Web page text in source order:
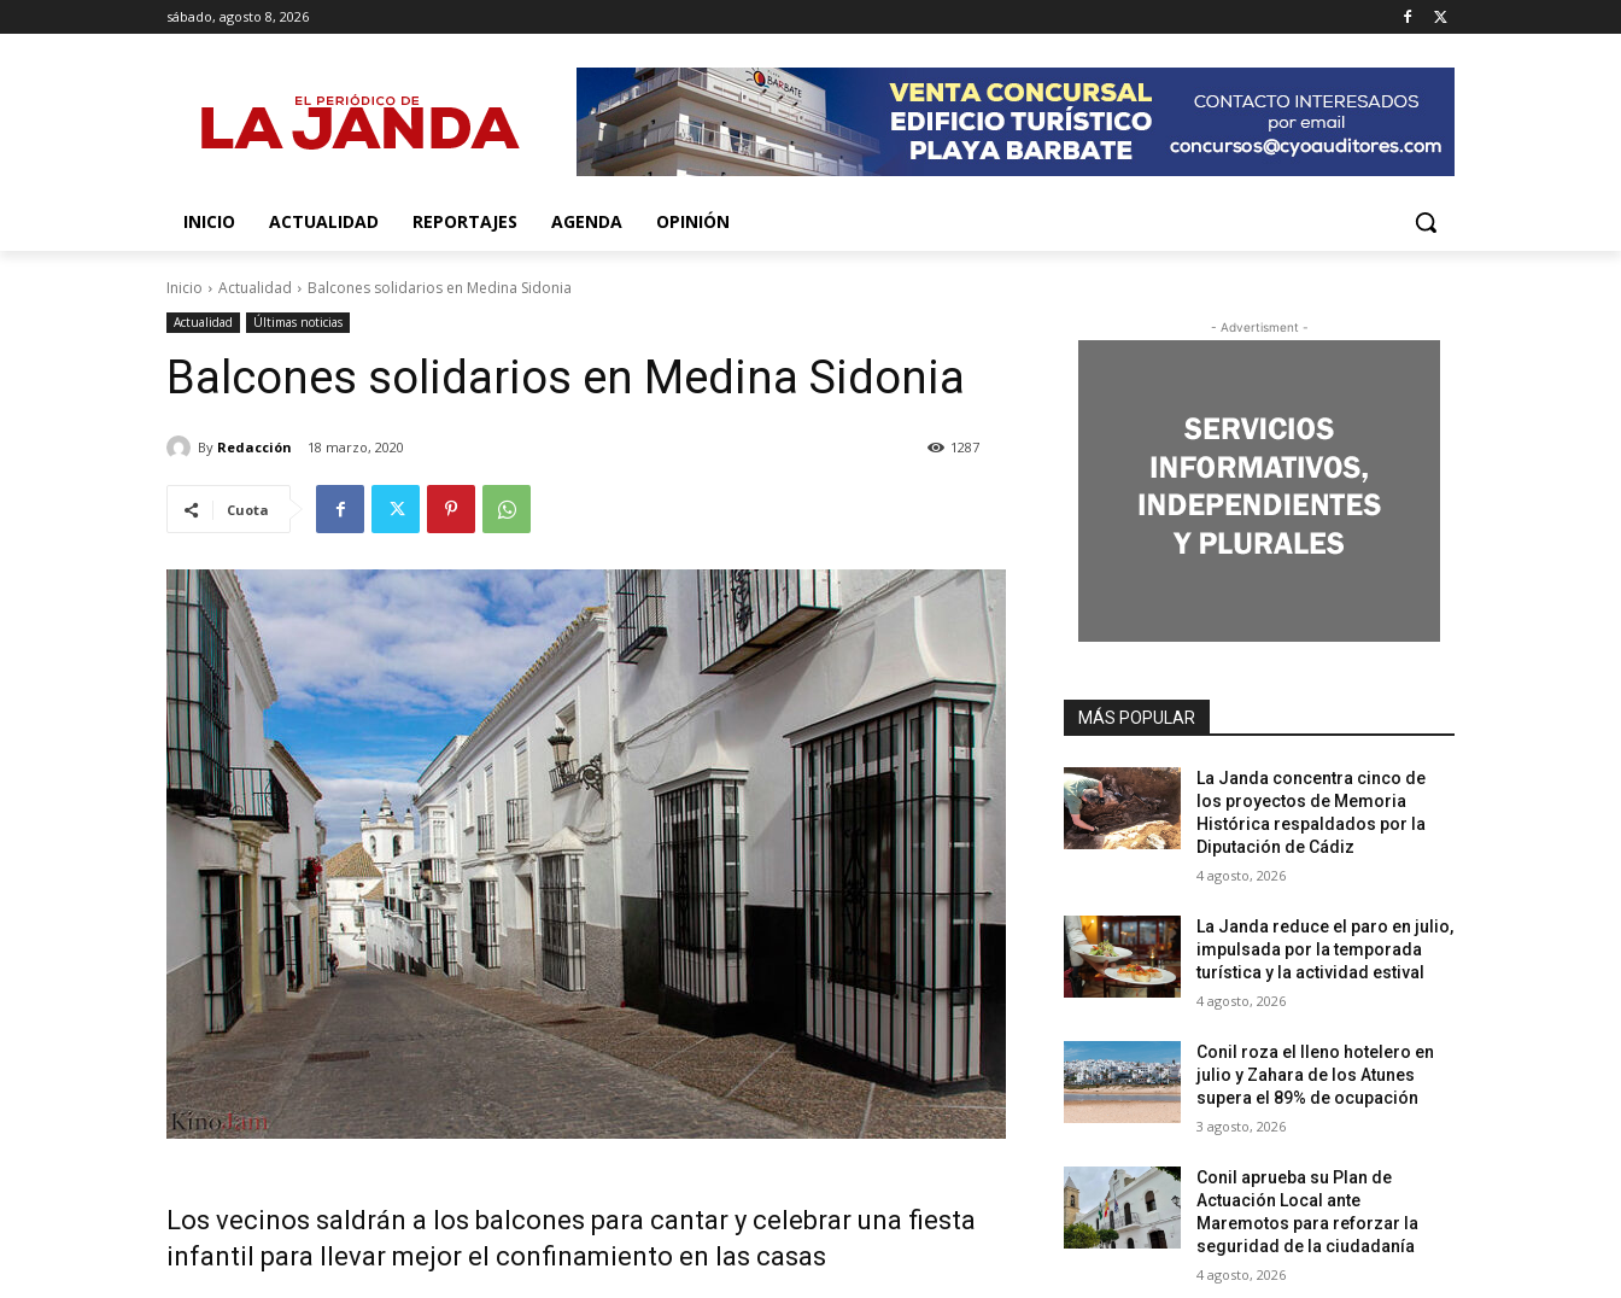
sábado, agosto 8, 2026
INICIO ACTUALIDAD REPORTAJES AGENDA OPINIÓN
Inicio Actualidad Balcones solidarios en Medina Sidonia
Actualidad Últimas noticias
Balcones solidarios en Medina Sidonia
By Redacción 18 marzo, 2020 1287
Cuota
Los vecinos saldrán a los balcones para cantar y celebrar una fiesta
infantil para llevar mejor el confinamiento en las casas
- Advertisment -
MÁS POPULAR
La Janda concentra cinco de
los proyectos de Memoria
Histórica respaldados por la
Diputación de Cádiz
4 agosto, 2026
La Janda reduce el paro en julio,
impulsada por la temporada
turística y la actividad estival
4 agosto, 2026
Conil roza el lleno hotelero en
julio y Zahara de los Atunes
supera el 89% de ocupación
3 agosto, 2026
Conil aprueba su Plan de
Actuación Local ante
Maremotos para reforzar la
seguridad de la ciudadanía
4 agosto, 2026